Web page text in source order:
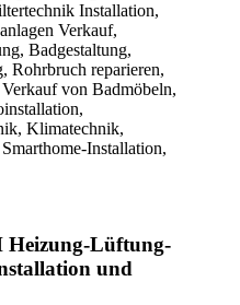
Installation,
Verkauf,
Badgestaltung,
Rohrbruch reparieren,
von Badmöbeln,
Klimatechnik,
Installation,
Heizung-Lüftung-
und